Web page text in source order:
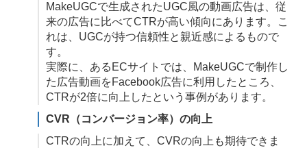
MakeUGCで生成されたUGC風の動画広告は、従
来の広告に比べてCTRが高い傾向にあります。こ
れは、UGCが持つ信頼性と親近感によるもので
す。
実際に、あるECサイトでは、MakeUGCで制作し
た広告動画をFacebook広告に利用したところ、
CTRが2倍に向上したという事例があります。
CVR（コンバージョン率）の向上
CTRの向上に加えて、CVRの向上も期待できま